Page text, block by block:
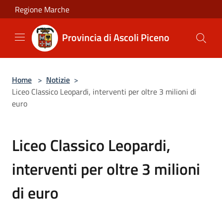
Salta al contenuto principale
Regione Marche
Provincia di Ascoli Piceno
Home > Notizie >
Liceo Classico Leopardi, interventi per oltre 3 milioni di
euro
Liceo Classico Leopardi,
interventi per oltre 3 milioni
di euro